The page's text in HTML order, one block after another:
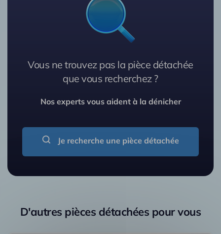
Vous ne trouvez pas la pièce détachée
que vous recherchez ?
Nos experts vous aident à la dénicher
Je recherche une pièce détachée
D'autres pièces détachées pour vous